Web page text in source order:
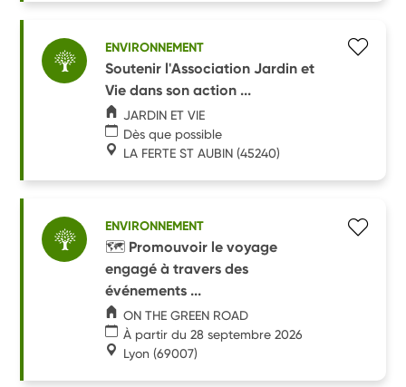
ENVIRONNEMENT
Soutenir l'Association Jardin et
Vie dans son action ...
JARDIN ET VIE
Dès que possible
LA FERTE ST AUBIN (45240)
ENVIRONNEMENT
🗺️ Promouvoir le voyage
engagé à travers des
événements ...
ON THE GREEN ROAD
À partir du 28 septembre 2026
Lyon (69007)